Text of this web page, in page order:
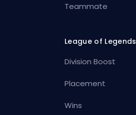
Teammate
League of Legends
Division Boost
Placement
Wins